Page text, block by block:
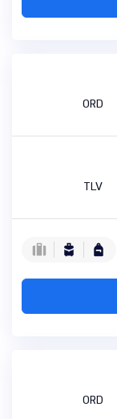
ORD
TLV
ORD